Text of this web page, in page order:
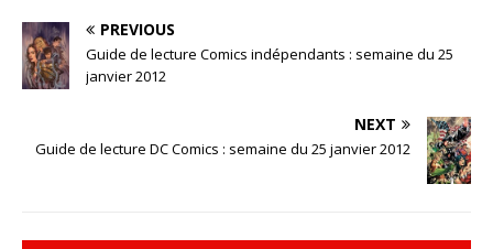
PREVIOUS
Guide de lecture Comics indépendants : semaine du 25
janvier 2012
NEXT
Guide de lecture DC Comics : semaine du 25 janvier 2012